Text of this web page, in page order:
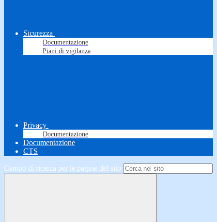
Sicurezza
Documentazione
Piani di vigilanza
Privacy
Documentazione
Documentazione
CTS
Campo di ricerca per le pagine del sito